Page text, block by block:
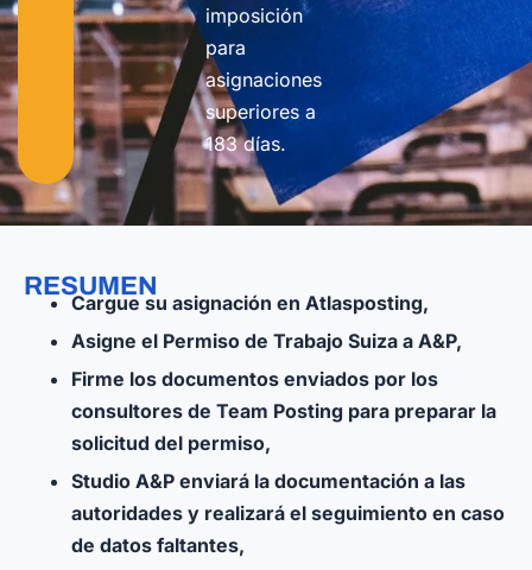
imposición
para
asignaciones
superiores a
183 días.
RESUMEN
Cargue su asignación en Atlasposting,
Asigne el Permiso de Trabajo Suiza a A&P,
Firme los documentos enviados por los
consultores de Team Posting para preparar la
solicitud del permiso,
Studio A&P enviará la documentación a las
autoridades y realizará el seguimiento en caso
de datos faltantes,